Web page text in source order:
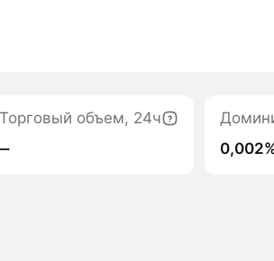
Торговый объем, 24ч
‒